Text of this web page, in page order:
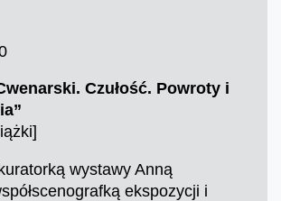
Czułość. Powroty i
wystawy Anną
ekspozycji i